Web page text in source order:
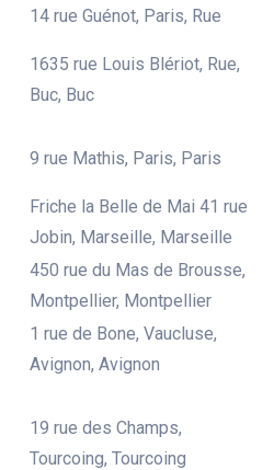
14 rue Guénot, Paris, Rue
1635 rue Louis Blériot, Rue,
Buc, Buc
9 rue Mathis, Paris, Paris
Friche la Belle de Mai 41 rue
Jobin, Marseille, Marseille
450 rue du Mas de Brousse,
Montpellier, Montpellier
1 rue de Bone, Vaucluse,
Avignon, Avignon
19 rue des Champs,
Tourcoing, Tourcoing